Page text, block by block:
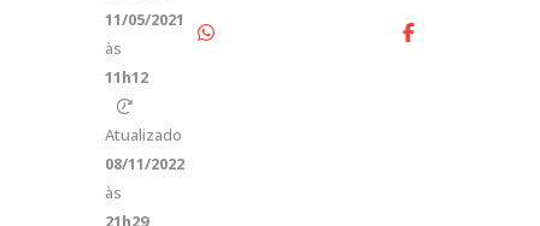
11/05/2021
às
11h12
Atualizado
08/11/2022
às
21h29